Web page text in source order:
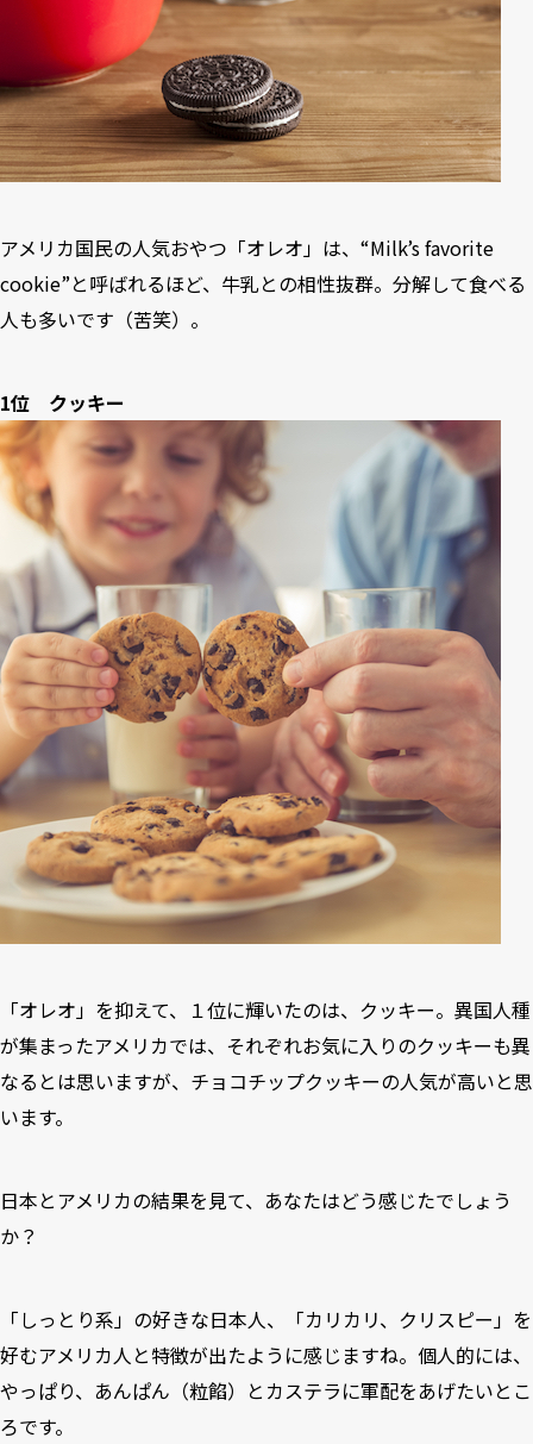
アメリカ国民の人気おやつ「オレオ」は、“Milk’s favorite
cookie”と呼ばれるほど、牛乳との相性抜群。分解して食べる
人も多いです（苦笑）。
1位 クッキー
「オレオ」を抑えて、１位に輝いたのは、クッキー。異国人種
が集まったアメリカでは、それぞれお気に入りのクッキーも異
なるとは思いますが、チョコチップクッキーの人気が高いと思
います。
日本とアメリカの結果を見て、あなたはどう感じたでしょう
か？
「しっとり系」の好きな日本人、「カリカリ、クリスピー」を
好むアメリカ人と特徴が出たように感じますね。個人的には、
やっぱり、あんぱん（粒餡）とカステラに軍配をあげたいとこ
ろです。